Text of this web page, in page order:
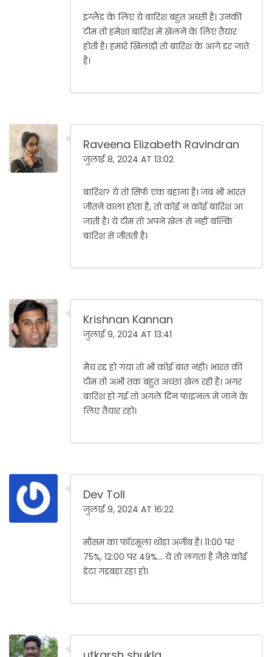
इंग्लैंड के लिए ये बारिश बहुत अच्छी है। उनकी
टीम तो हमेशा बारिश में खेलने के लिए तैयार
होती है। हमारे खिलाड़ी तो बारिश के आगे डर जाते
हैं।
Raveena Elizabeth Ravindran
जुलाई 8, 2024 AT 13:02
बारिश? ये तो सिर्फ एक बहाना है। जब भी भारत
जीतने वाला होता है, तो कोई न कोई बारिश आ
जाती है। ये टीम तो अपने खेल से नहीं बल्कि
बारिश से जीतती है।
Krishnan Kannan
जुलाई 9, 2024 AT 13:41
मैच रद्द हो गया तो भी कोई बात नहीं। भारत की
टीम तो अभी तक बहुत अच्छा खेल रही है। अगर
बारिश हो गई तो अगले दिन फाइनल में जाने के
लिए तैयार रहो।
Dev Toll
जुलाई 9, 2024 AT 16:22
मौसम का फॉरमूला थोड़ा अजीब है। 11:00 पर
75%, 12:00 पर 49%... ये तो लगता है जैसे कोई
डेटा गड़बड़ा रहा हो।